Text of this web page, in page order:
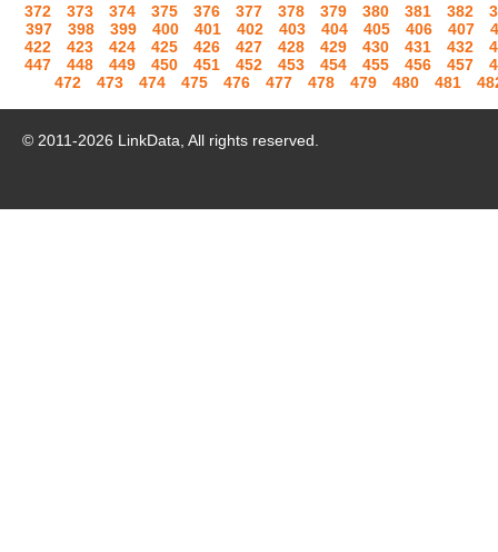
372
373 374 375 376 377 378 379 380 381 382
397
398 399 400 401 402 403 404 405 406 407
422
423 424 425 426 427 428 429 430 431 432
447
448 449 450 451 452 453 454 455 456 457
472
473 474 475 476 477 478 479 480 481
© 2011-2026 LinkData, All rights reserved.